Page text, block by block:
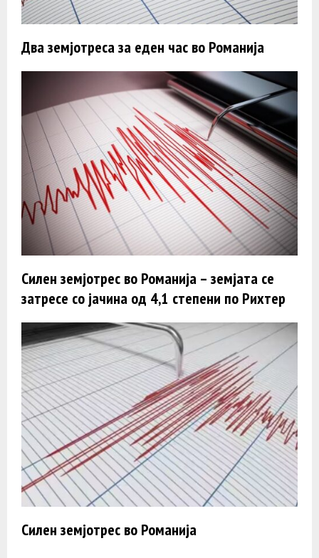
Два земјотреса за еден час во Романија
Силен земјотрес во Романија – земјата се
затресе со јачина од 4,1 степени по Рихтер
Силен земјотрес во Романија